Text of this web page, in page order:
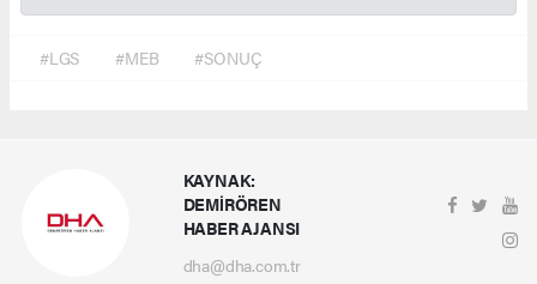
#LGS #MEB #SONUÇ
KAYNAK:
DEMİRÖREN
HABER AJANSI
dha@dha.com.tr